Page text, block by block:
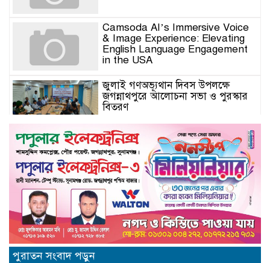
Camsoda AI’s Immersive Voice
& Image Experience: Elevating
English Language Engagement
in the USA
জুলাই গণঅভ্যূথান দিবস উপলক্ষে
জগন্নাথপুরে আলোচনা সভা ও পুরস্কার
বিতরণ
যুক্তরাজ্যে মতবিনিময়সভায় এমপি
কয়ছর এম আহমেদ: জগন্নাথপুর-
শান্তিগঞ্জ আর কখনো অবহেলিত থাকবে
না
Come l’AI in Conversazione
Golove Mantiene Risposte
Naturali e Rapide
সিলেট শিক্ষা বোর্ডের নতুন চেয়ারম্যান
পুরাতন সংবাদ পড়ুন